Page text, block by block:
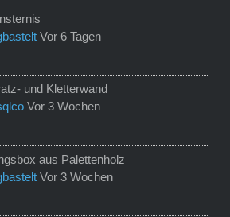
Vor 6 Tagen
und Kletterwand
Vor 3 Wochen
aus Palettenholz
Vor 3 Wochen